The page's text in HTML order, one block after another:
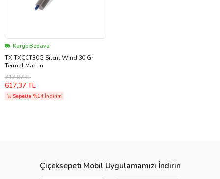
Kargo Bedava
TX TXCCT30G Silent Wind 30 Gr
Termal Macun
717,87 TL
617,37 TL
Sepette %14 İndirim
Çiçeksepeti Mobil Uygulamamızı İndirin